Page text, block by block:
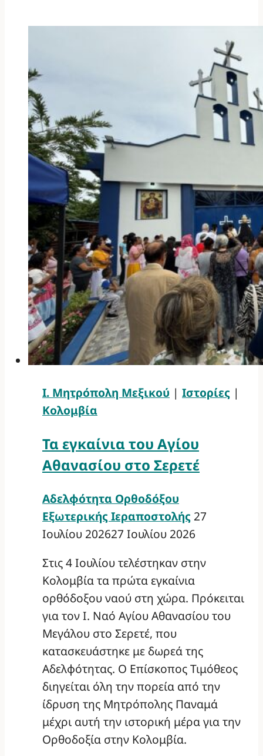
Ι. Μητρόπολη Μεξικού | Ιστορίες |
Κολομβία
Τα εγκαίνια του Αγίου
Αθανασίου στο Σερετέ
Αδελφότητα Ορθοδόξου
Εξωτερικής Ιεραποστολής 27
Ιουλίου 202627 Ιουλίου 2026
Στις 4 Ιουλίου τελέστηκαν στην
Κολομβία τα πρώτα εγκαίνια
ορθόδοξου ναού στη χώρα. Πρόκειται
για τον Ι. Ναό Αγίου Αθανασίου του
Μεγάλου στο Σερετέ, που
κατασκευάστηκε με δωρεά της
Αδελφότητας. Ο Επίσκοπος Τιμόθεος
διηγείται όλη την πορεία από την
ίδρυση της Μητρόπολης Παναμά
μέχρι αυτή την ιστορική μέρα για την
Ορθοδοξία στην Κολομβία.